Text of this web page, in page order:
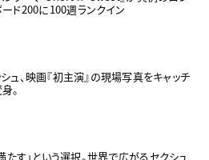
ード200に100週ランクイン
シュ、映画『初主演』の現場写真をキャッチ
。
たす」という選択。世界で広がるセクシュ